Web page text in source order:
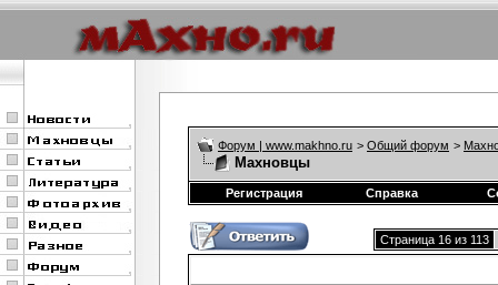
Форум | www.makhno.ru > Общий форум >
Махновцы
Регистрация Справка
Страница 16 из 113